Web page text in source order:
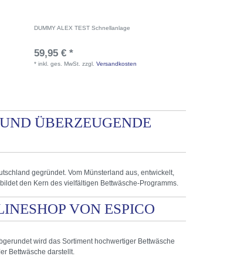
DUMMY ALEX TEST Schnellanlage
59,95 € *
*inkl. ges. MwSt. zzgl.Versandkosten
ÜBERZEUGENDE
gegründet. Vom Münsterland aus, entwickelt,
den Kern des vielfältigen Bettwäsche-Programms.
VON ESPICO
wird das Sortiment hochwertiger Bettwäsche
Bettwäsche darstellt.